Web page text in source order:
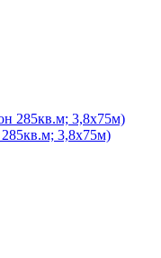
285кв.м; 3,8х75м)